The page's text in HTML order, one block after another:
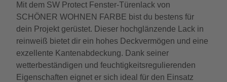
Mit dem SW Protect Fenster-Türenlack von
SCHÖNER WOHNEN FARBE bist du bestens für
dein Projekt gerüstet. Dieser hochglänzende Lack in
reinweiß bietet dir ein hohes Deckvermögen und eine
exzellente Kantenabdeckung. Dank seiner
wetterbeständigen und feuchtigkeitsregulierenden
Eigenschaften eignet er sich ideal für den Einsatz